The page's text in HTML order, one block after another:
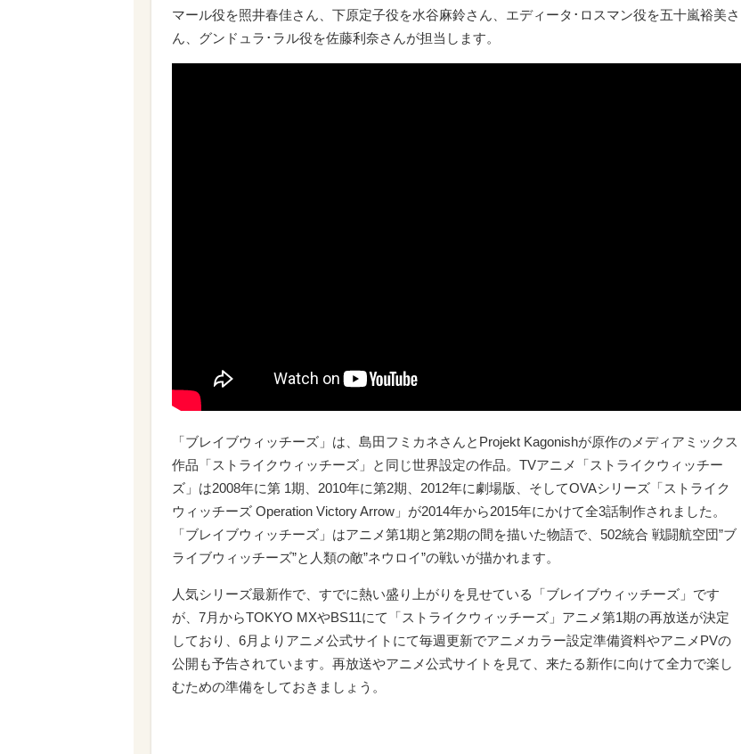
マール役を照井春佳さん、下原定子役を水谷麻鈴さん、エディータ･ロスマン役を五十嵐裕美さ
ん、グンドュラ･ラル役を佐藤利奈さんが担当します。
「ブレイブウィッチーズ」は、島田フミカネさんとProjekt Kagonishが原作のメディアミックス
作品「ストライクウィッチーズ」と同じ世界設定の作品。TVアニメ「ストライクウィッチー
ズ」は2008年に第 1期、2010年に第2期、2012年に劇場版、そしてOVAシリーズ「ストライク
ウィッチーズ Operation Victory Arrow」が2014年から2015年にかけて全3話制作されました。
「ブレイブウィッチーズ」はアニメ第1期と第2期の間を描いた物語で、502統合 戦闘航空団”ブ
ライブウィッチーズ”と人類の敵”ネウロイ”の戦いが描かれます。
人気シリーズ最新作で、すでに熱い盛り上がりを見せている「ブレイブウィッチーズ」です
が、7月からTOKYO MXやBS11にて「ストライクウィッチーズ」アニメ第1期の再放送が決定
しており、6月よりアニメ公式サイトにて毎週更新でアニメカラー設定準備資料やアニメPVの
公開も予告されています。再放送やアニメ公式サイトを見て、来たる新作に向けて全力で楽し
むための準備をしておきましょう。